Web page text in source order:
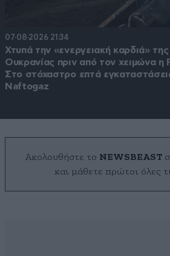
07·08·2026 21:34
Χτυπά την «ενεργειακή καρδιά» της
Ουκρανίας πριν από τον χειμώνα η
Στο στόχαστρο επτά
Naftogaz
Ακολουθήστε το NEWSBEAST
και μάθετε πρώτοι όλες